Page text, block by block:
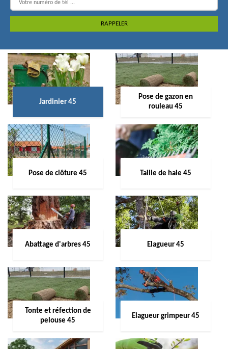
Jardinier 45
Pose de gazon en
rouleau 45
Pose de clôture 45 Taille de haie 45
Abattage d'arbres 45 Elagueur 45
Tonte et réfection de
pelouse 45
Elagueur grimpeur 45